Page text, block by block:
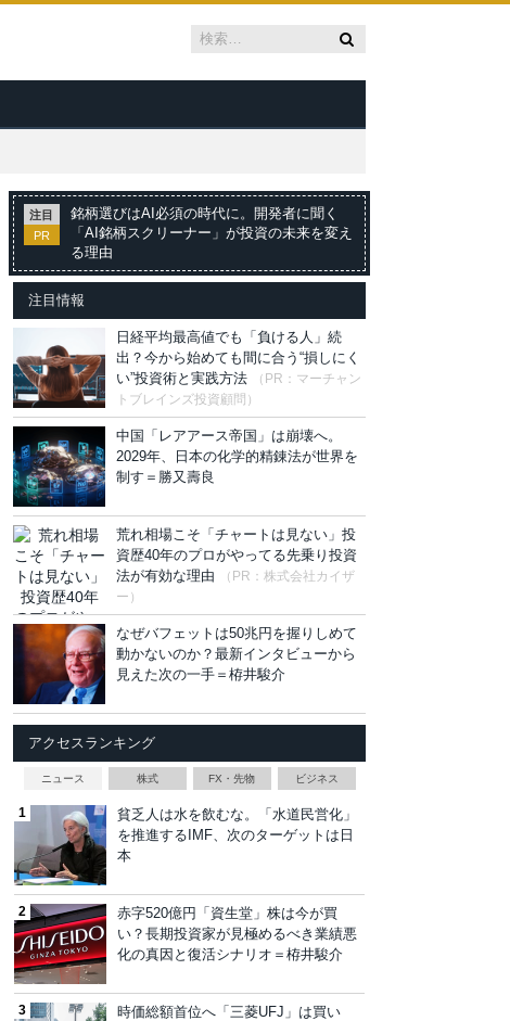
注目
PR
銘柄選びはAI必須の時代に。開発者に聞く
「AI銘柄スクリーナー」が投資の未来を変え
る理由
注目情報
日経平均最高値でも「負ける人」続
出？今から始めても間に合う“損しにく
い”投資術と実践方法
（PR：マーチャン
トブレインズ投資顧問）
中国「レアアース帝国」は崩壊へ。
2029年、日本の化学的精錬法が世界を
制す＝勝又壽良
荒れ相場こそ「チャートは見ない」投
資歴40年のプロがやってる先乗り投資
法が有効な理由
（PR：株式会社カイザ
ー）
なぜバフェットは50兆円を握りしめて
動かないのか？最新インタビューから
見えた次の一手＝栫井駿介
アクセスランキング
ニュース 株式 FX・先物 ビジネス
貧乏人は水を飲むな。「水道民営化」
を推進するIMF、次のターゲットは日
本
赤字520億円「資生堂」株は今が買
い？長期投資家が見極めるべき業績悪
化の真因と復活シナリオ＝栫井駿介
時価総額首位へ「三菱UFJ」は買い